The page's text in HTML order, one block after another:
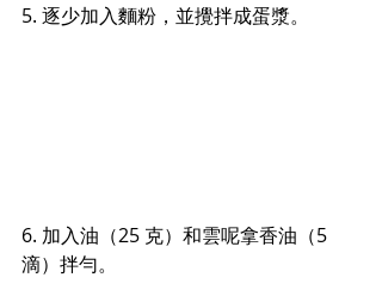
5. 逐少加入麵粉，並攪拌成蛋漿。
6. 加入油（25 克）和雲呢拿香油（5
滴） 拌勻。